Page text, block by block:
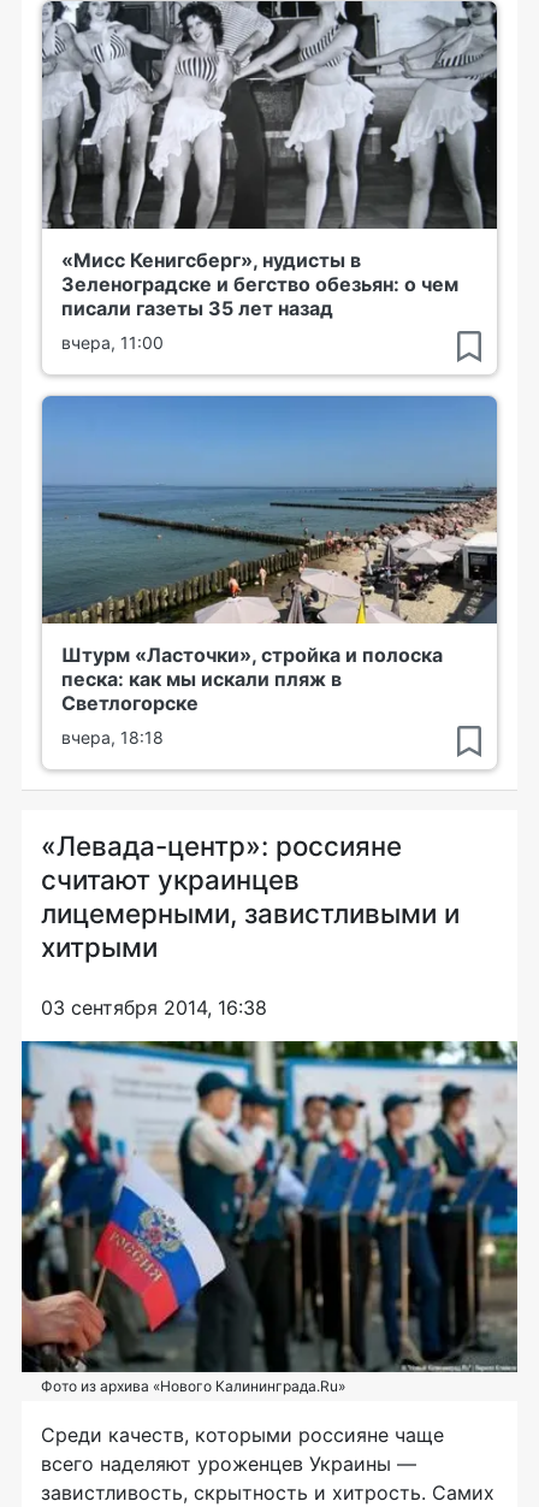
«Мисс Кенигсберг», нудисты в
Зеленоградске и бегство обезьян: о чем
писали газеты 35 лет назад
вчера, 11:00
Штурм «Ласточки», стройка и полоска
песка: как мы искали пляж в
Светлогорске
вчера, 18:18
«Левада-центр»: россияне
считают украинцев
лицемерными, завистливыми и
хитрыми
03 сентября 2014, 16:38
Фото из архива «Нового Калининграда.Ru»
Среди качеств, которыми россияне чаще
всего наделяют уроженцев Украины —
завистливость, скрытность и хитрость. Самих